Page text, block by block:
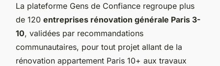
La plateforme Gens de Confiance regroupe plus
de 120 entreprises rénovation générale Paris 3-
10, validées par recommandations
communautaires, pour tout projet allant de la
rénovation appartement Paris 10+ aux travaux